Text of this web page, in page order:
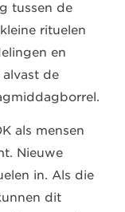
tussen de
rituelen
en
de
als mensen
Nieuwe
in. Als die
dit